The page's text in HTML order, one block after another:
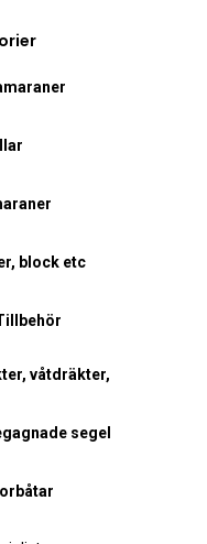
block etc
våtdräkter,
segel